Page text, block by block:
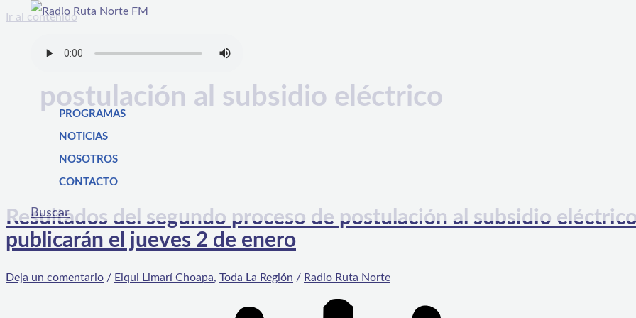
Ir al contenido
PROGRAMAS
NOTICIAS
NOSOTROS
CONTACTO
Buscar
postulación al subsidio eléctrico
Resultados del segundo proceso de postulación al subsidio
publicarán el jueves 2 de enero
Deja un comentario / Elqui Limarí Choapa, Toda La Región / Radio Ruta Norte